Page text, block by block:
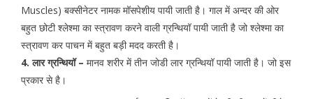
Muscles) बक्सीनेटर नामक मॉसपेशीय पायी जाती है। गाल में अन्दर की ओर
बहुत छोटी श्लेश्मा का स्त्रावण करने वाली ग्रन्थियॉ पायी जाती है जो श्लेश्मा का
स्त्रावण कर पाचन में बहुत बड़ी मदद करती है।
4. लार ग्रन्थियॉ – मानव शरीर में तीन जोडी लार ग्रन्थियॉ पायी जाती है। जो इस
प्रकार से है।